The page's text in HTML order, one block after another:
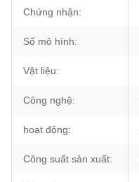
Chứng nhận:
Số mô hình:
Vật liệu:
Công nghệ:
hoạt động:
Công suất sản xuất: